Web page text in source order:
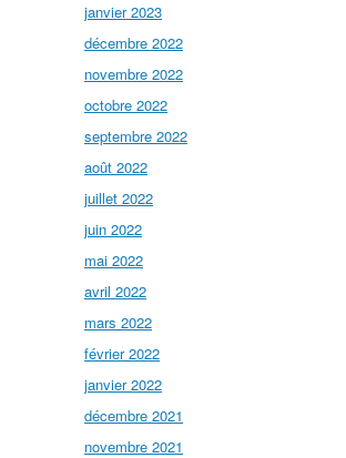
janvier 2023
décembre 2022
novembre 2022
octobre 2022
septembre 2022
août 2022
juillet 2022
juin 2022
mai 2022
avril 2022
mars 2022
février 2022
janvier 2022
décembre 2021
novembre 2021